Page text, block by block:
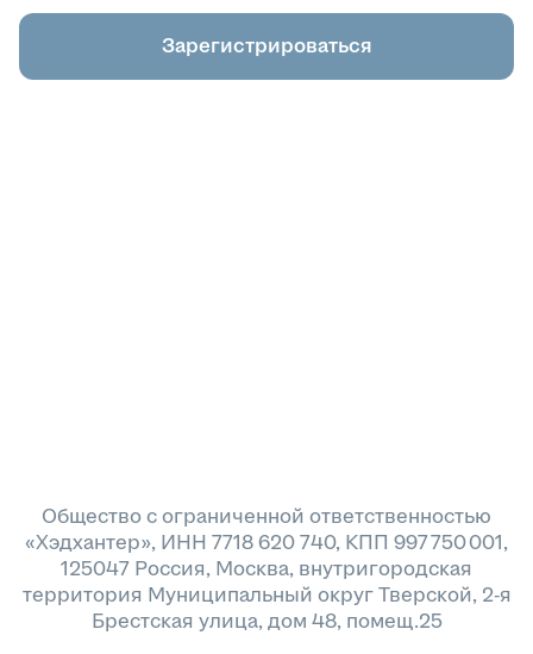
Зарегистрироваться
Общество с ограниченной ответственностью
«Хэдхантер», ИНН 7718 620 740, КПП 997 750 001,
125047 Россия, Москва, внутригородская
территория Муниципальный округ Тверской, 2-я
Брестская улица, дом 48, помещ.25